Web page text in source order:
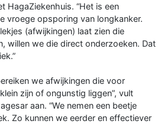
HagaZiekenhuis. “Het is een
vroege opsporing van longkanker.
(afwijkingen) laat zien die
willen we die direct onderzoeken. Dat
we afwijkingen die voor
zijn of ongunstig liggen”, vult
aan. “We nemen een beetje
Zo kunnen we eerder en effectiever